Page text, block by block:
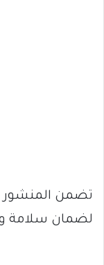
تضمن المنشور
لضمان سلامة